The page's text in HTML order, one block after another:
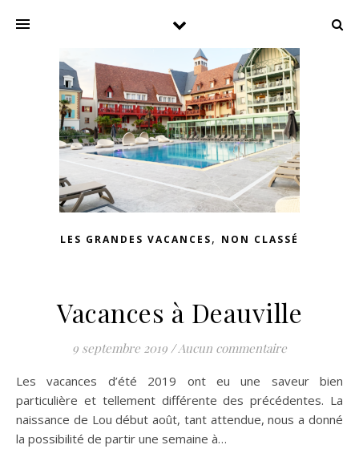
LES GRANDES VACANCES, NON CLASSÉ
Vacances à Deauville
9 septembre 2019 /Aucun commentaire
Les vacances d’été 2019 ont eu une saveur bien
particulière et tellement différente des précédentes. La
naissance de Lou début août, tant attendue, nous a donné
la possibilité de partir une semaine à…